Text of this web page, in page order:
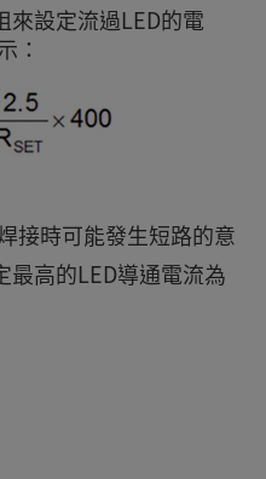
來設定流過LED的電
：
接時可能發生短路的意
最高的LED導通電流為